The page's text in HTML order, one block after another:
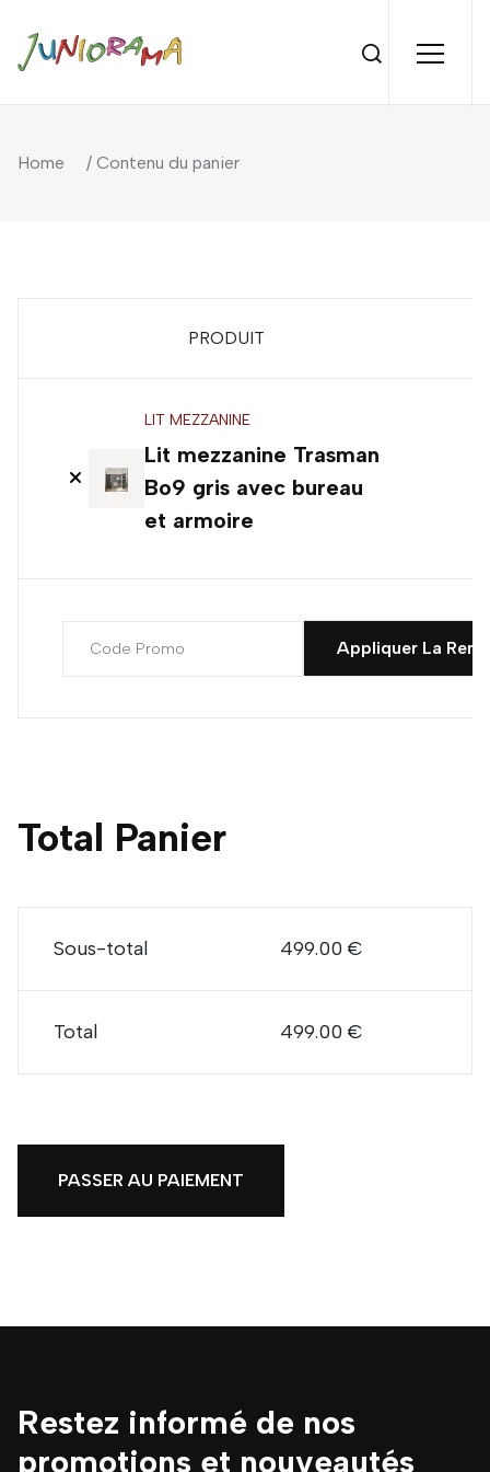
Home / Contenu du panier
PRODUIT
LIT MEZZANINE
Lit mezzanine Trasman
Bo9 gris avec bureau
et armoire
Appliquer La
Total Panier
Sous-total 499.00 €
Total 499.00 €
PASSER AU PAIEMENT
Restez informé de nos
promotions et nouveautés